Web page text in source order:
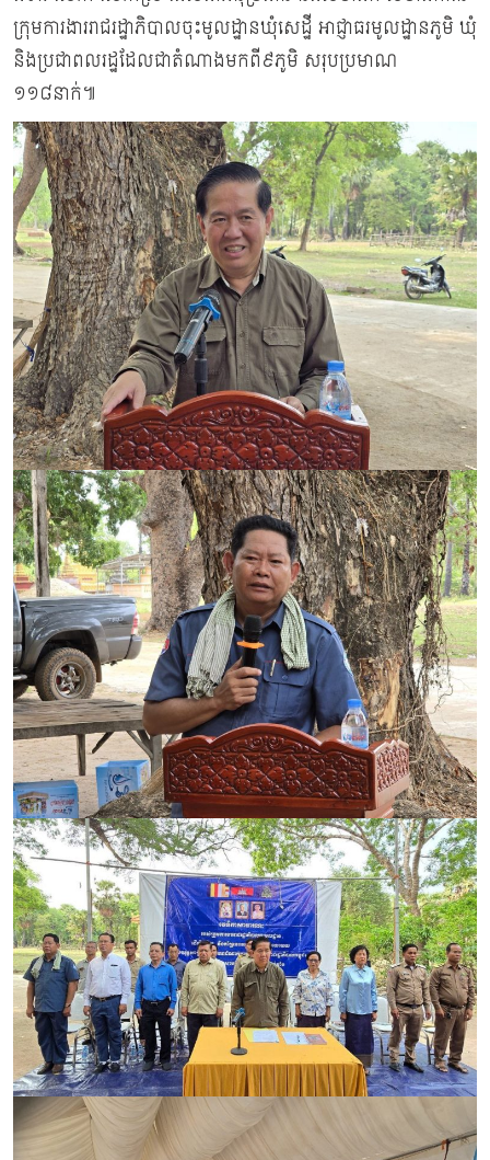
ក្រុមការងាររាជរដ្ឋាភិបាលចុះមូលដ្ឋានឃុំសេដ្ឋី អាជ្ញាធរមូលដ្ឋានភូមិ ឃុំ
និងប្រជាពលរដ្ឋដែលជាតំណាងមកពី៩ភូមិ សរុបប្រមាណ
១១៨នាក់៕